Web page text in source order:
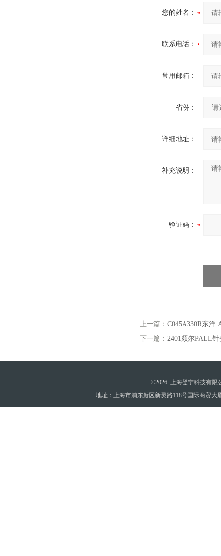
您的姓名：
联系电话：
常用邮箱：
省份：
详细地址：
补充说明：
验证码：
上一篇： C045A330R东洋
下一篇： 2401颇尔PALL针
©2026 上海登宁科技有限
地址：上海市浦东新区新灵路118号国际商贸大